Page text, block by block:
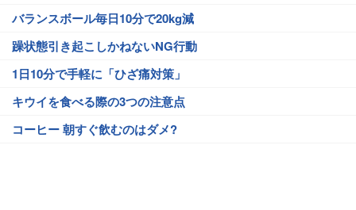
バランスボール毎日10分で20kg減
躁状態引き起こしかねないNG行動
1日10分で手軽に「ひざ痛対策」
キウイを食べる際の3つの注意点
コーヒー 朝すぐ飲むのはダメ?